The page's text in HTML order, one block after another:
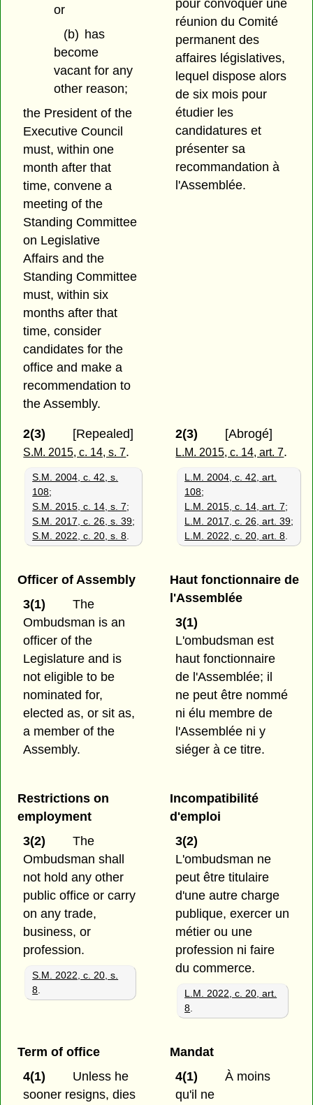
or
(b) has
become
vacant for any
other reason;
the President of the
Executive Council
must, within one
month after that
time, convene a
meeting of the
Standing Committee
on Legislative
Affairs and the
Standing Committee
must, within six
months after that
time, consider
candidates for the
office and make a
recommendation to
the Assembly.
pour convoquer une
réunion du Comité
permanent des
affaires législatives,
lequel dispose alors
de six mois pour
étudier les
candidatures et
présenter sa
recommandation à
l'Assemblée.
2(3) [Repealed]
S.M. 2015, c. 14, s. 7.
S.M. 2004, c. 42, s.
108;
S.M. 2015, c. 14, s. 7;
S.M. 2017, c. 26, s. 39;
S.M. 2022, c. 20, s. 8
2(3) [Abrogé]
L.M. 2015, c. 14, art. 7.
L.M. 2004, c. 42, art.
108;
L.M. 2015, c. 14, art. 7;
L.M. 2017, c. 26, art. 39;
L.M. 2022, c. 20, art. 8
Officer of Assembly
3(1)
The
Ombudsman is an
officer of the
Legislature and is
not eligible to be
nominated for,
elected as, or sit as,
a member of the
Assembly.
Haut fonctionnaire de
l'Assemblée
3(1)
L'ombudsman est
haut fonctionnaire
de l'Assemblée; il
ne peut être nommé
ni élu membre de
l'Assemblée ni y
siéger à ce titre.
Restrictions on
employment
3(2)
The
Ombudsman shall
not hold any other
public office or carry
on any trade,
business, or
profession.
S.M. 2022, c. 20, s.
8
Incompatibilité
d'emploi
3(2)
L'ombudsman ne
peut être titulaire
d'une autre charge
publique, exercer un
métier ou une
profession ni faire
du commerce.
L.M. 2022, c. 20, art.
8
Term of office
4(1)
Unless he
sooner resigns, dies
Mandat
4(1)
À moins
qu'il ne